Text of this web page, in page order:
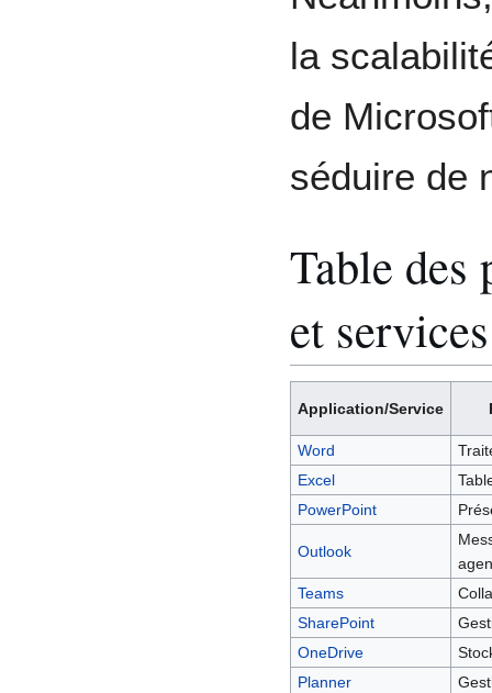
la
de
séduire de
Table des
et services
Application/Service
Word
Excel
PowerPoint
Outlook
Teams
SharePoint
OneDrive
Planner